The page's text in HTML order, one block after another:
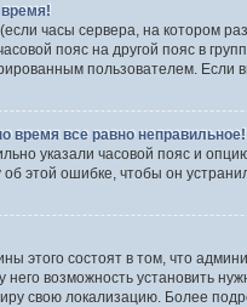
часы сервера, на котором
пояс на другой пояс в
пользователем. Если
время все равно неправильное!
указали часовой пояс и
этой ошибке, чтобы он
этого состоят в том, что
него возможность установить
свою локализацию. Более